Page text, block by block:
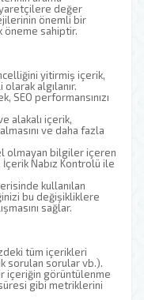
değer
önemli bir
öneme sahiptir.
yitirmiş içerik,
algılanır.
performansınızı
alakalı içerik,
ve daha fazla
olmayan bilgiler içeren
Nabız Kontrolü ile
kullanılan
bu değişikliklere
sağlar.
tüm içerikleri
sorulan sorular vb.).
içeriğin görüntülenme
süresi gibi metriklerini